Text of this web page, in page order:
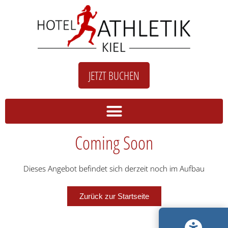
JETZT BUCHEN
Coming Soon
Dieses Angebot befindet sich derzeit noch im Aufbau
Zurück zur Startseite